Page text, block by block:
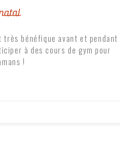
très bénéfique avant et pendant
à des cours de gym pour
!